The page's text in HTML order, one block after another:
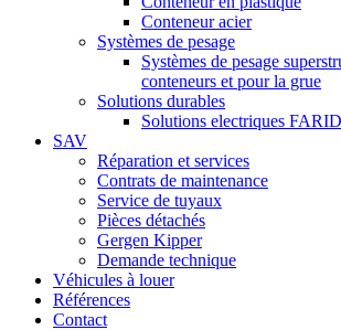
Conteneur acier
Systèmes de pesage
Systèmes de pesage
conteneurs et pour la grue
Solutions durables
Solutions electriques FARID
SAV
Réparation et services
Contrats de maintenance
Service de tuyaux
Pièces détachés
Gergen Kipper
Demande technique
Véhicules à louer
Références
Contact